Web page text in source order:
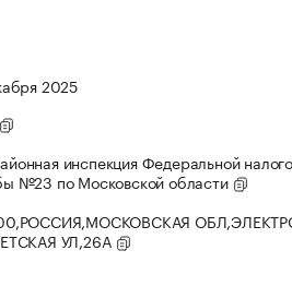
2025
инспекция Федеральной
№23 по Московской области
УЛ,26А